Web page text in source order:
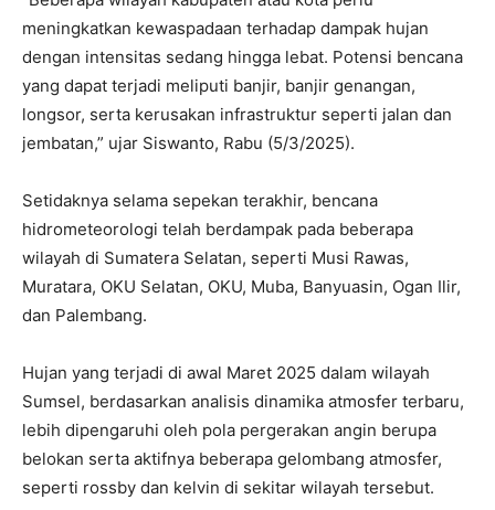
meningkatkan kewaspadaan terhadap dampak hujan
dengan intensitas sedang hingga lebat. Potensi bencana
yang dapat terjadi meliputi banjir, banjir genangan,
longsor, serta kerusakan infrastruktur seperti jalan dan
jembatan,” ujar Siswanto, Rabu (5/3/2025).
Setidaknya selama sepekan terakhir, bencana
hidrometeorologi telah berdampak pada beberapa
wilayah di Sumatera Selatan, seperti Musi Rawas,
Muratara, OKU Selatan, OKU, Muba, Banyuasin, Ogan Ilir,
dan Palembang.
Hujan yang terjadi di awal Maret 2025 dalam wilayah
Sumsel, berdasarkan analisis dinamika atmosfer terbaru,
lebih dipengaruhi oleh pola pergerakan angin berupa
belokan serta aktifnya beberapa gelombang atmosfer,
seperti rossby dan kelvin di sekitar wilayah tersebut.